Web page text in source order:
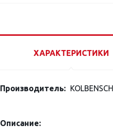
ХАРАКТЕРИСТИКИ
Производитель:
Описание: